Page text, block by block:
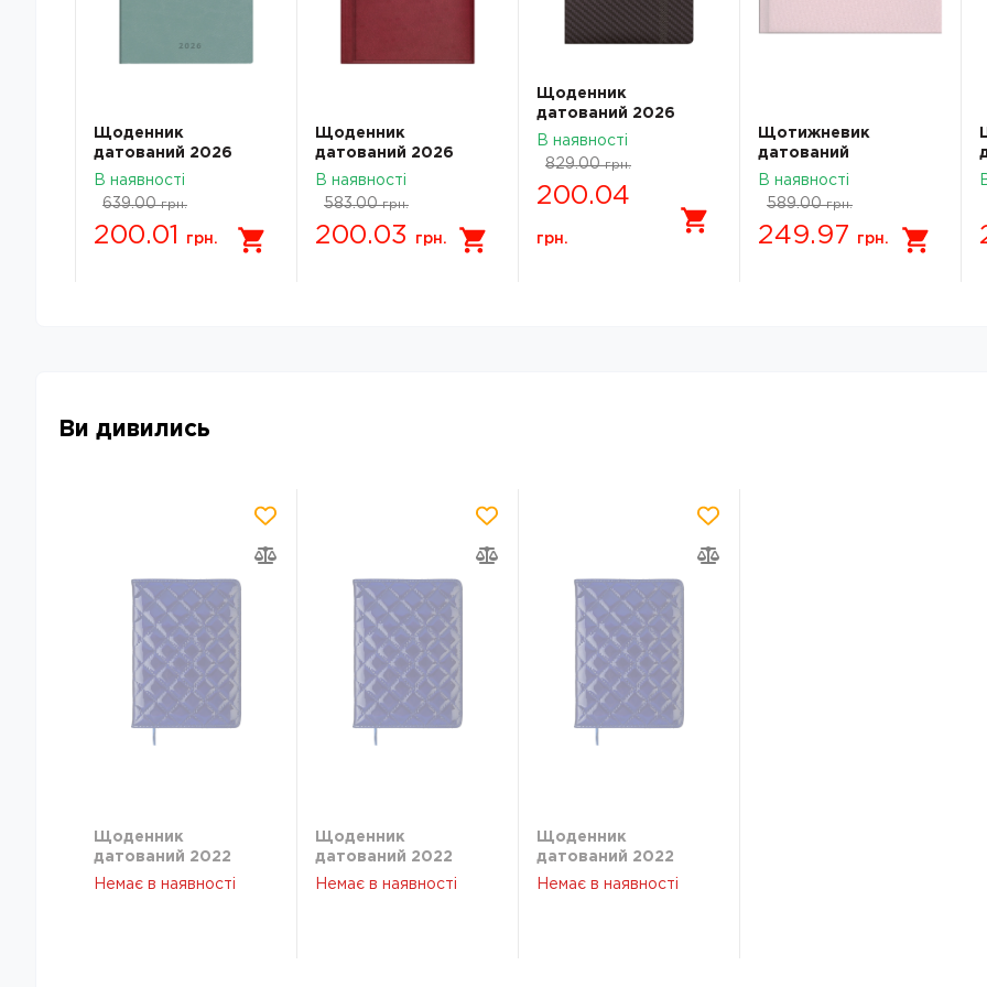
Щоденник
датований 2026
Brunnen Стандарт
бірюзовий холодний
73-795 38 536
В наявності
639.00 грн.
200.01 грн.
Щоденник
датований 2026
Brunnen Стандарт
795 38 296
В наявності
583.00 грн.
200.03 грн.
Щоденник
датований 2026
Brunnen Стандарт
795 31 926
В наявності
829.00 грн.
200.04
грн.
Щотижневик
датований
кишеньковий 2026
пудровий 73-755 69
216
В наявності
589.00 грн.
249.97 грн.
Ви дивились
Щоденник
датований 2022
DONNA, A5, синій
Немає в наявності
Щоденник
датований 2022
DONNA, A5, синій
Немає в наявності
Щоденник
датований 2022
DONNA, A5, синій
Немає в наявності